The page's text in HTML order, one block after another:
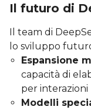
Il futuro di
Il team di
lo sviluppo
Espansione
capacità di
per
Modelli